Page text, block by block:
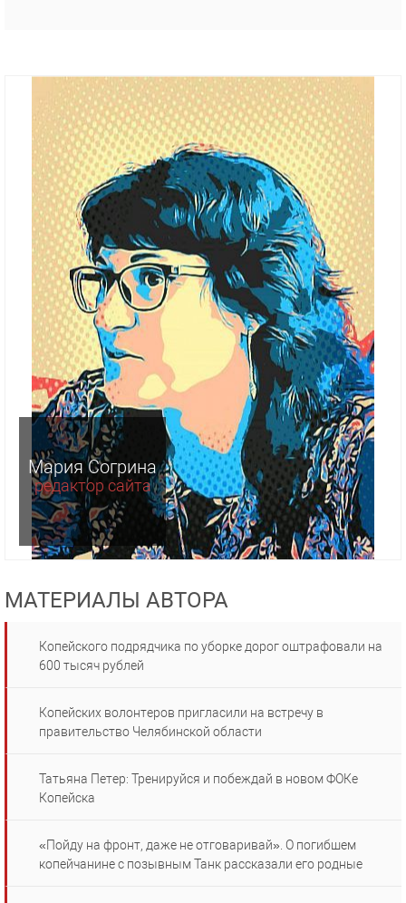
Мария Согрина
редактор сайта
МАТЕРИАЛЫ АВТОРА
Копейского подрядчика по уборке дорог оштрафовали на
600 тысяч рублей
Копейских волонтеров пригласили на встречу в
правительство Челябинской области
Татьяна Петер: Тренируйся и побеждай в новом ФОКе
Копейска
«Пойду на фронт, даже не отговаривай». О погибшем
копейчанине с позывным Танк рассказали его родные